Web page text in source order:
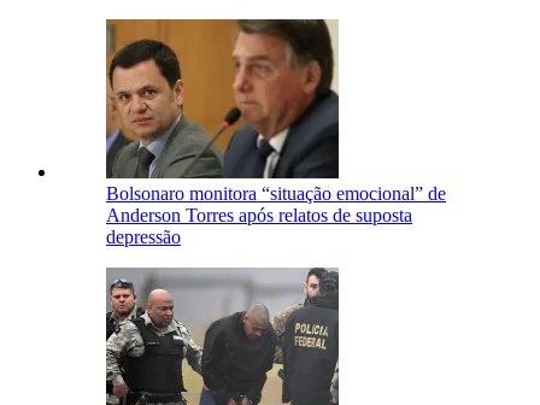
Bolsonaro monitora “situação emocional” de
Anderson Torres após relatos de suposta
depressão